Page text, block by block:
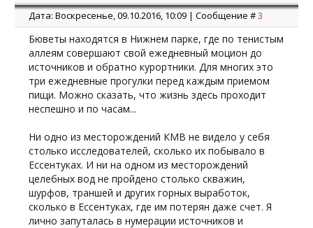
Дата: Воскресенье, 09.10.2016, 10:09 | Сообщение #3
Бюветы находятся в Нижнем парке, где по тенистым
аллеям совершают свой ежедневный моцион до
источников и обратно курортники. Для многих это
три ежедневные прогулки перед каждым приемом
пищи. Можно сказать, что жизнь здесь проходит
неспешно и по часам...
Ни одно из месторождений КМВ не видело у себя
столько исследователей, сколько их побывало в
Ессентуках. И ни на одном из месторождений
целебных вод не пройдено столько скважин,
шурфов, траншей и других горных выработок,
сколько в Ессентуках, где им потерян даже счет. Я
лично запуталась в нумерации источников и